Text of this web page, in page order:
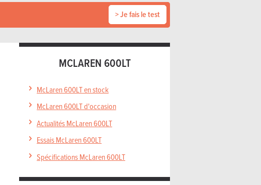
> Je fais le test
MCLAREN 600LT
McLaren 600LT en stock
McLaren 600LT d'occasion
Actualités McLaren 600LT
Essais McLaren 600LT
Spécifications McLaren 600LT